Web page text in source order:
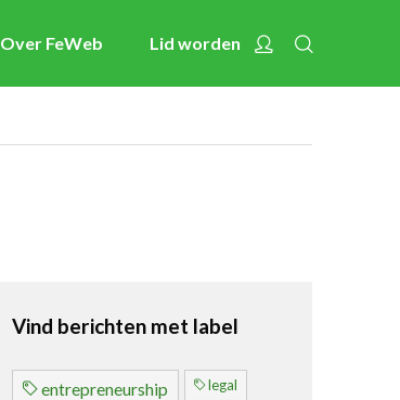
Over FeWeb Lid worden Account
Vind berichten met label
entrepreneurship legal
Nieuws
Cases
Expertise